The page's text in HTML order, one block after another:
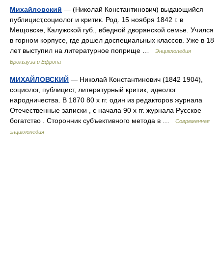
Михайловский — (Николай Константинович) выдающийся
публицист,социолог и критик. Род. 15 ноября 1842 г. в
Мещовске, Калужской губ., вбедной дворянской семье. Учился
в горном корпусе, где дошел доспециальных классов. Уже в 18
лет выступил на литературное поприще …
Энциклопедия
Брокгауза и Ефрона
МИХАЙЛОВСКИЙ — Николай Константинович (1842 1904),
социолог, публицист, литературный критик, идеолог
народничества. В 1870 80 х гг. один из редакторов журнала
Отечественные записки , с начала 90 х гг. журнала Русское
богатство . Сторонник субъективного метода в …
Современная
энциклопедия